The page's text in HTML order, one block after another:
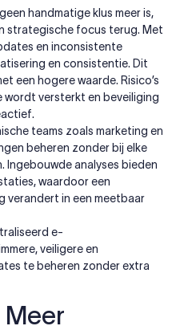
geen handmatige klus meer is,
strategische focus terug. Met
en inconsistente
en consistentie. Dit
een hogere waarde. Risico’s
wordt versterkt en beveiliging
teams zoals marketing en
beheren zonder bij elke
Ingebouwde analyses bieden
waardoor een
verandert in een meetbaar
e-
veiligere en
te beheren zonder extra
Meer